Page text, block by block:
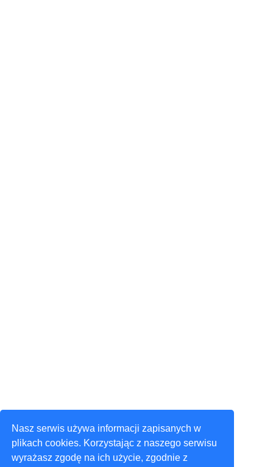
Nasz serwis używa informacji zapisanych w
plikach cookies. Korzystając z naszego serwisu
wyrażasz zgodę na ich użycie, zgodnie z